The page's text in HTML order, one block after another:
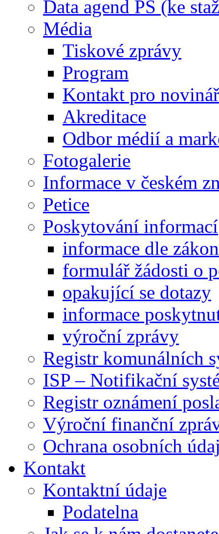
Data agend PS (ke
Média
Tiskové zprávy
Program
Kontakt pro
Akreditace
Odbor médií a
Fotogalerie
Informace v českém
Petice
Poskytování informací
informace dle
formulář žádosti o
opakující se dotazy
informace
výroční zprávy
Registr komunálních
ISP – Notifikační
Registr oznámení
Výroční finanční
Ochrana osobních
Kontakt
Kontaktní údaje
Podatelna